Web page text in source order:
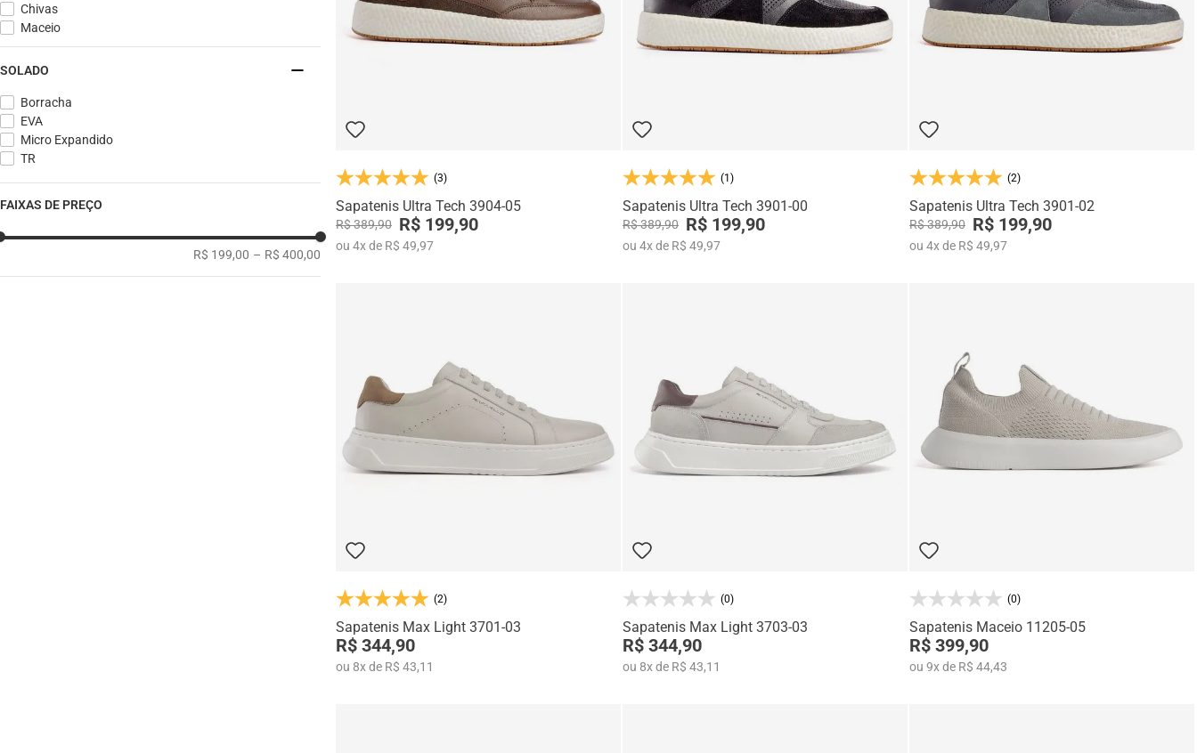
Chivas
Maceio
SOLADO
Borracha
EVA
Micro Expandido
TR
FAIXAS DE PREÇO
R$ 199,00 – R$ 400,00
(3)
Sapatenis Ultra Tech 3904-05
R$ 389,90 R$ 199,90
ou 4xde R$ 49,97
(1)
Sapatenis Ultra Tech 3901-00
R$ 389,90 R$ 199,90
ou 4xde R$ 49,97
(2)
Sapatenis Ultra Tech 3901-02
R$ 389,90 R$ 199,90
ou 4xde R$ 49,97
(2)
Sapatenis Max Light 3701-03
R$ 344,90
ou 8xde R$ 43,11
(0)
Sapatenis Max Light 3703-03
R$ 344,90
ou 8xde R$ 43,11
(0)
Sapatenis Maceio 11205-05
R$ 399,90
ou 9xde R$ 44,43